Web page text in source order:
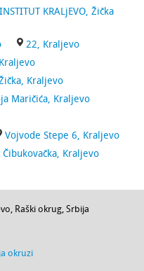
KRALjEVO, Žička
22, Kraljevo
Kraljevo
Maričića, Kraljevo
Vojvode Stepe 6, Kraljevo
Čibukovačka, Kraljevo
, Raški okrug, Srbija
okruzi